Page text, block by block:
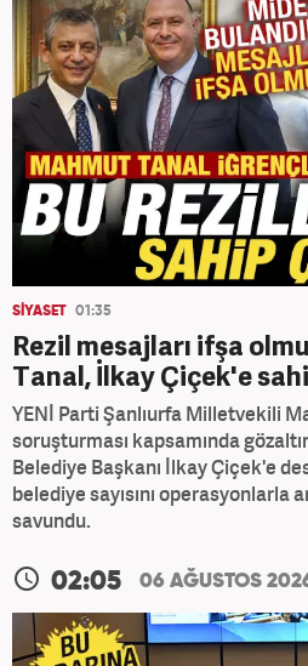
SİYASET 01:35
Rezil mesajları ifşa
Tanal, İlkay Çiçek'e
YENİ Parti Şanlıurfa Milletvekili
soruşturması kapsamında
Belediye Başkanı İlkay Çiçek'e
belediye sayısını operasyonlarla
savundu.
02:05 06 AĞUSTOS